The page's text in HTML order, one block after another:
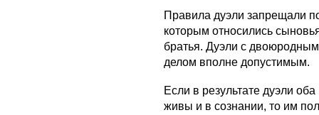
Правила дуэли запрещали
которым относились
братья. Дуэли с
делом вполне допустимым.
Если в результате дуэли
живы и в сознании, то им